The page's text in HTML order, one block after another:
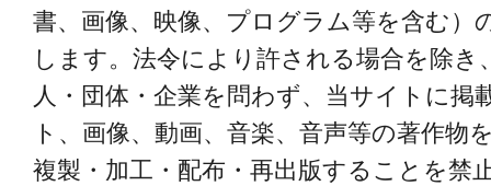
書、画像、映像、プログラム等を含む）
します。法令により許される場合を除き
人・団体・企業を問わず、当サイトに掲
ト、画像、動画、音楽、音声等の著作物
複製・加工・配布・再出版することを禁